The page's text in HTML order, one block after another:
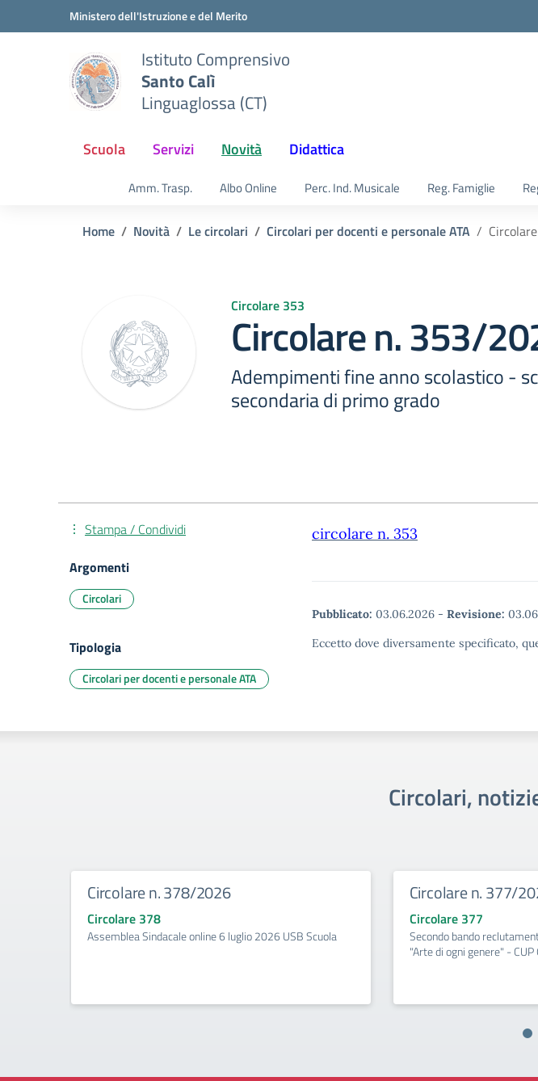
Vai ai contenuti
Vai al menu di navigazioneMinistero dell'Istruzione e del Merito
Istituto Comprensivo
Santo Calì
Linguaglossa (CT)
Scuola Servizi Novità Didattica
Amm. Trasp. Albo Online Perc. Ind. Musicale Reg. Famiglie
Home Novità Le circolari Circolari per docenti e personale ATA
Circolare 353
Circolare n. 353/
Adempimenti fine anno scolastico -
secondaria di primo grado
circolare n. 353
Pubblicato: 03.06.2026 - Revisione:
Eccetto dove diversamente specificato,
Stampa / Condividi
Argomenti
Circolari
Tipologia
Circolari per docenti e personale ATA
Circolari,
Circolare n. 378/2026
Circolare 378
Assemblea Sindacale online 6 luglio 2026 USB Scuola
Circolare n. 377/
Circolare 377
Secondo bando
"Arte di ogni genere" -